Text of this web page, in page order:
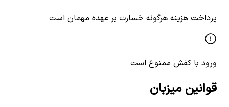
پرداخت هزینه هرگونه خسارت بر عهده مهمان است
ورود با کفش ممنوع است
قوانین میزبان